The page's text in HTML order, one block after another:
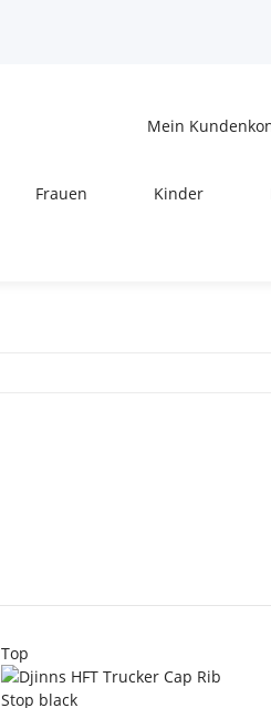
Mein
Frauen Kinder
Top